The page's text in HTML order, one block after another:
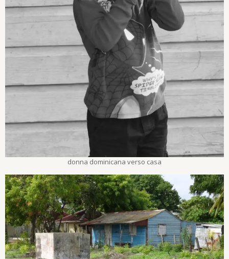
donna dominicana verso casa